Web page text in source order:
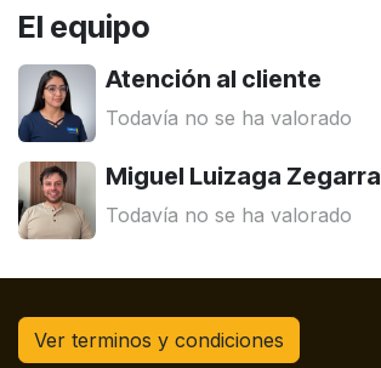
El equipo
Atención al cliente
Todavía no se ha valorado
Miguel Luizaga Zegarra
Todavía no se ha valorado
Ver terminos y condiciones